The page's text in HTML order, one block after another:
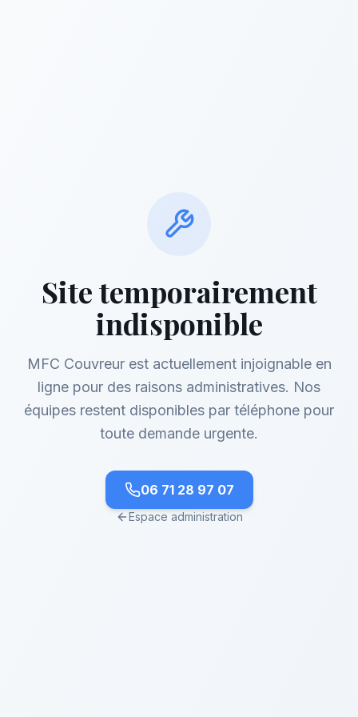
Site temporairement
indisponible
MFC Couvreur est actuellement injoignable en
ligne pour des raisons administratives. Nos
équipes restent disponibles par téléphone pour
toute demande urgente.
06 71 28 97 07
Espace administration